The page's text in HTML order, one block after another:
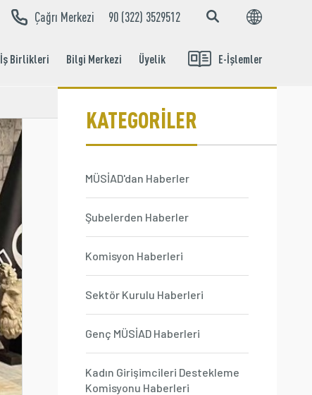
Çağrı Merkezi 90 (322) 3529512
İş Birlikleri Bilgi Merkezi Üyelik E-İşlemler
Aidat Ödeme
KATEGORİLER
MÜSİAD'dan Haberler
Şubelerden Haberler
Komisyon Haberleri
Sektör Kurulu Haberleri
Genç MÜSİAD Haberleri
Kadın Girişimcileri Destekleme
Komisyonu Haberleri